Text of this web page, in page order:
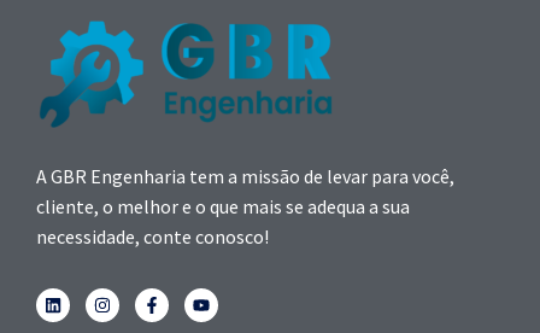
A GBR Engenharia tem a missão de levar para você,
cliente, o melhor e o que mais se adequa a sua
necessidade, conte conosco!